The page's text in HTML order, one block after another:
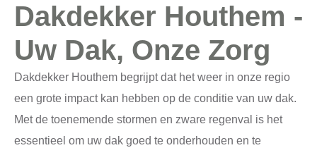
Dakdekker Houthem -
Uw Dak, Onze Zorg
Dakdekker Houthem begrijpt dat het weer in onze regio
een grote impact kan hebben op de conditie van uw dak.
Met de toenemende stormen en zware regenval is het
essentieel om uw dak goed te onderhouden en te